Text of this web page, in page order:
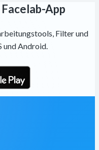
App
Filter und
und Android.